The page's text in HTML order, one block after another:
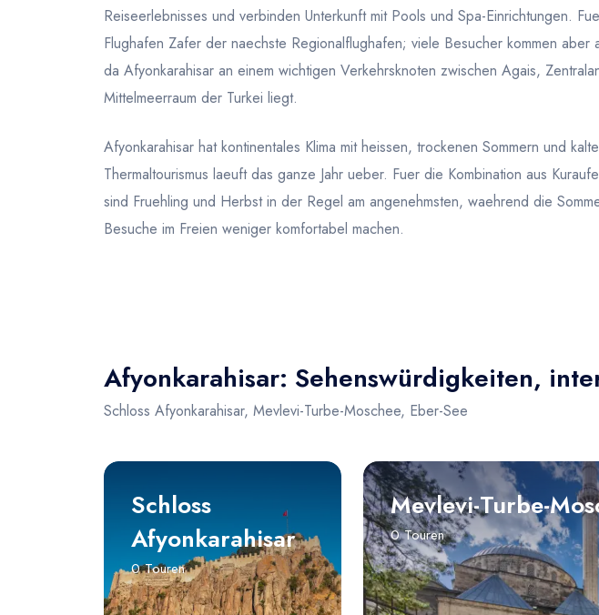
Reiseerlebnisses und verbinden Unterkunft mit Pools und Spa-Einrichtungen.
Flughafen Zafer der naechste Regionalflughafen; viele Besucher kommen aber
da Afyonkarahisar an einem wichtigen Verkehrsknoten zwischen Agais,
Mittelmeerraum der Turkei liegt.
Afyonkarahisar hat kontinentales Klima mit heissen, trockenen Sommern und
Thermaltourismus laeuft das ganze Jahr ueber. Fuer die Kombination aus
sind Fruehling und Herbst in der Regel am angenehmsten, waehrend die
Besuche im Freien weniger komfortabel machen.
Afyonkarahisar: Sehenswürdigkeiten,
Schloss Afyonkarahisar, Mevlevi-Turbe-Moschee, Eber-See
Schloss
Afyonkarahisar
0 Touren
Mevlevi-Turbe-
0 Touren